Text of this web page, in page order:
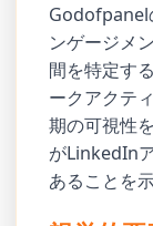
Godofpanel
ンゲージメ
間を特定す
ークアクテ
期の可視性
がLinkedIn
あることを